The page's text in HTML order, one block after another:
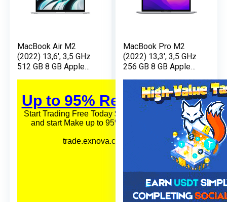
MacBook Air M2
(2022) 13,6′, 3,5 GHz
512 GB 8 GB Apple
Ricondizionato –
Condizioni eccellenti
MacBook Pro M2
(2022) 13,3′, 3,5 GHz
256 GB 8 GB Apple
QWERTY –
Ricondizionato –
Condizioni eccellenti